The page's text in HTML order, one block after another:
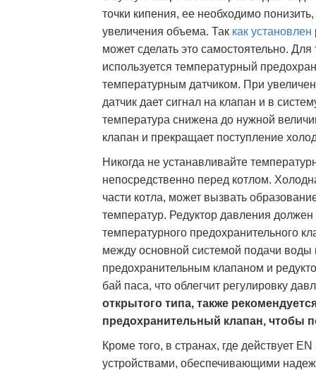
точки кипения, ее необходимо
увеличения объема. Так как установлен
может сделать это самостоятельно.
используется температурный
температурным датчиком. При
датчик дает сигнал на клапан и в
температура снижена до нужной
клапан и прекращает поступление
Никогда не устанавливайте
непосредственно перед котлом.
части котла, может вызвать
температур. Редуктор давления
температурного предохранительного
между основной системой подачи
предохранительным клапаном и
бай паса, что облегчит регулировку
открытого типа, также
предохранительный клапан, чтобы
Кроме того, в странах, где действует
устройствами, обеспечивающими